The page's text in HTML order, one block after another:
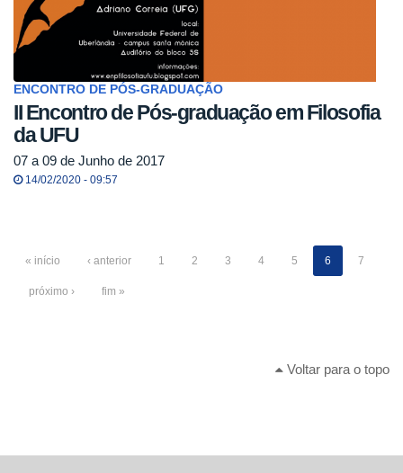
ENCONTRO DE PÓS-GRADUAÇÃO
II Encontro de Pós-graduação em Filosofia
da UFU
07 a 09 de Junho de 2017
14/02/2020 - 09:57
« início ‹ anterior 1 2 3 4 5 6 7
próximo › fim »
Voltar para o topo